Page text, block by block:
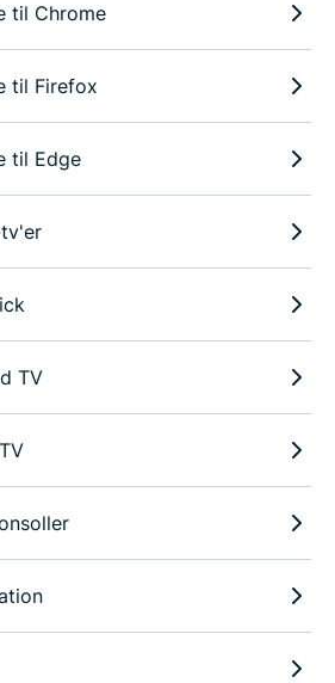
til Chrome
til Firefox
til Edge
TV